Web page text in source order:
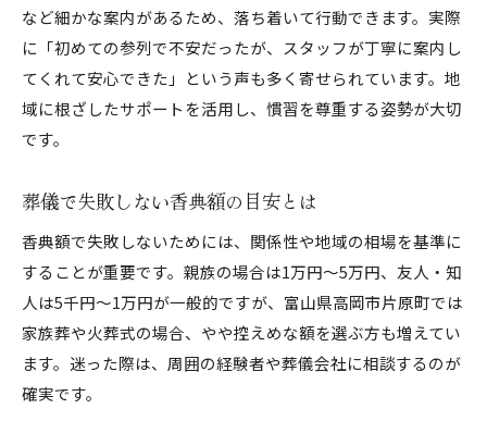
など細かな案内があるため、落ち着いて行動できます。実際
に「初めての参列で不安だったが、スタッフが丁寧に案内し
てくれて安心できた」という声も多く寄せられています。地
域に根ざしたサポートを活用し、慣習を尊重する姿勢が大切
です。
葬儀で失敗しない香典額の目安とは
香典額で失敗しないためには、関係性や地域の相場を基準に
することが重要です。親族の場合は1万円〜5万円、友人・知
人は5千円〜1万円が一般的ですが、富山県高岡市片原町では
家族葬や火葬式の場合、やや控えめな額を選ぶ方も増えてい
ます。迷った際は、周囲の経験者や葬儀会社に相談するのが
確実です。